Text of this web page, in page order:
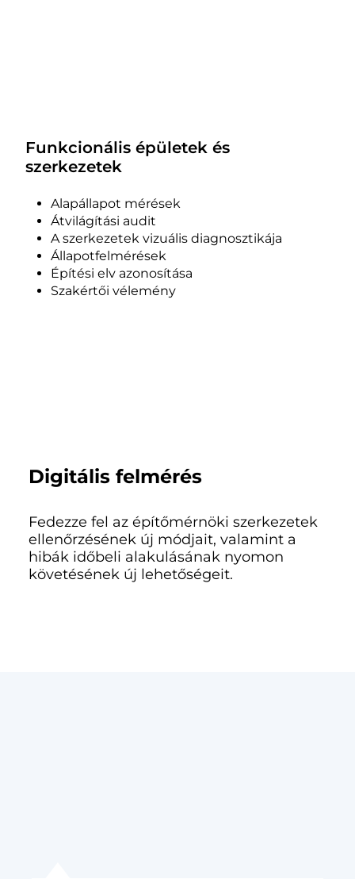
Funkcionális épületek és
szerkezetek
Alapállapot mérések
Átvilágítási audit
A szerkezetek vizuális diagnosztikája
Állapotfelmérések
Építési elv azonosítása
Szakértői vélemény
Digitális felmérés
Fedezze fel az építőmérnöki szerkezetek
ellenőrzésének új módjait, valamint a
hibák időbeli alakulásának nyomon
követésének új lehetőségeit.